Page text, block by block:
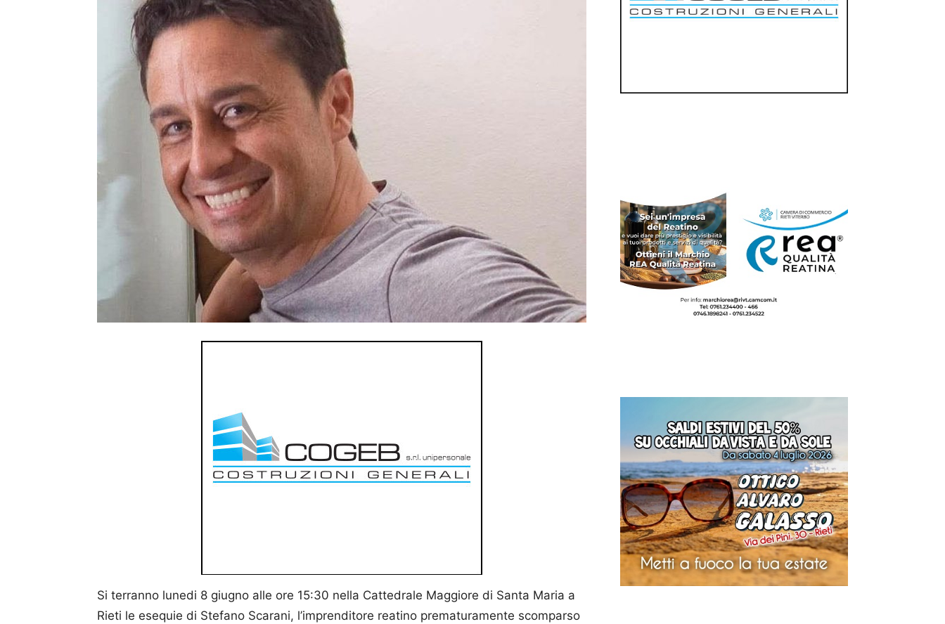
Si terranno lunedi 8 giugno alle ore 15:30 nella Cattedrale Maggiore di Santa Maria a
Rieti le esequie di Stefano Scarani, l’imprenditore reatino prematuramente scomparso